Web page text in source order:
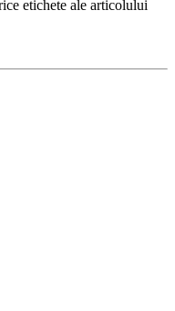
etichete ale articolului